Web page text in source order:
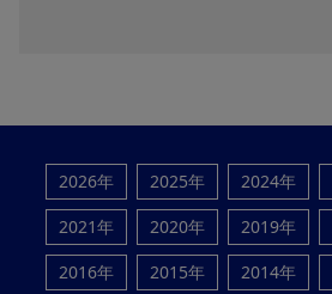
2026年 2025年 2024年
2021年
2020年 2019年
2016年
2015年 2014年